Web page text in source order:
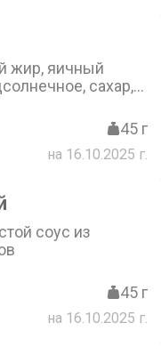
жир, яичный
сахар,
45 г
на 16.10.2025 г.
соус из
45 г
на 16.10.2025 г.